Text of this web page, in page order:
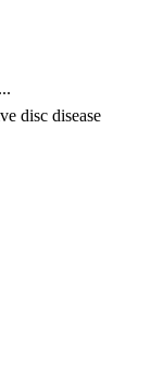
disc disease